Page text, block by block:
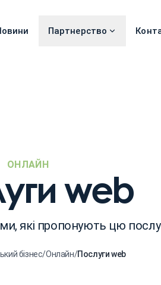
Партнерство
ОНЛАЙН
web
які пропонують цю
бізнес/Онлайн/Послуги web